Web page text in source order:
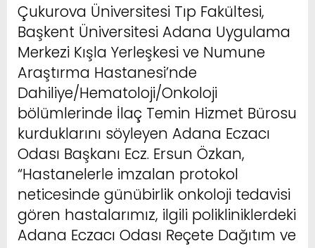
Çukurova Üniversitesi Tıp Fakültesi,
Başkent Üniversitesi Adana Uygulama
Merkezi Kışla Yerleşkesi ve Numune
Araştırma Hastanesi’nde
Dahiliye/Hematoloji/Onkoloji
bölümlerinde İlaç Temin Hizmet Bürosu
kurduklarını söyleyen Adana Eczacı
Odası Başkanı Ecz. Ersun Özkan,
“Hastanelerle imzalan protokol
neticesinde günübirlik onkoloji tedavisi
gören hastalarımız, ilgili polikliniklerdeki
Adana Eczacı Odası Reçete Dağıtım ve